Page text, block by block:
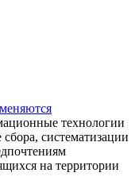
технологии
систематизации
на территории